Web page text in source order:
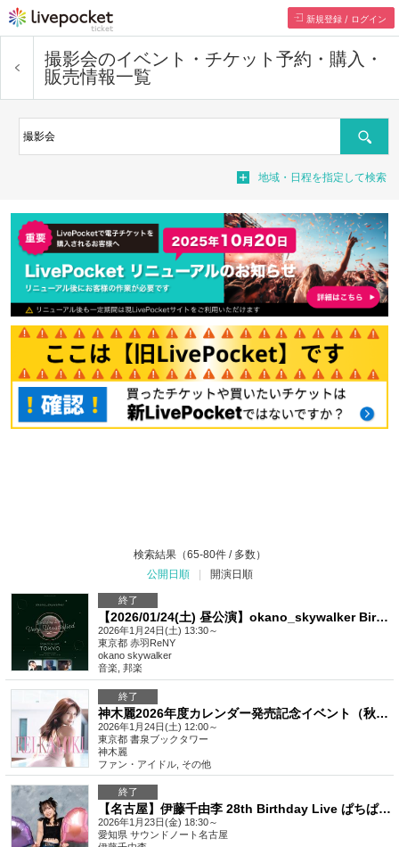
新規登録 / ログイン
撮影会のイベント・チケット予約・購入・
販売情報一覧
検索
地域・日程を指定して検索
検索結果（65-80件 / 多数）
公開日順
開演日順
終了
【2026/01/24(土) 昼公演】okano_skywalker Birthday Live「Very Unsatisfied」～東京公演～〈一般チケット〉
2026年1月24日(土) 13:30～
東京都 赤羽ReNY
okano skywalker
音楽 邦楽
終了
神木麗2026年度カレンダー発売記念イベント（秋葉原）
2026年1月24日(土) 12:00～
東京都 書泉ブックタワー
神木麗
ファン・アイドル その他
終了
【名古屋】伊藤千由李 28th Birthday Live ぱちぱち弾けるキャンディツアー！in Nagoya
2026年1月23日(金) 18:30～
愛知県 サウンドノート名古屋